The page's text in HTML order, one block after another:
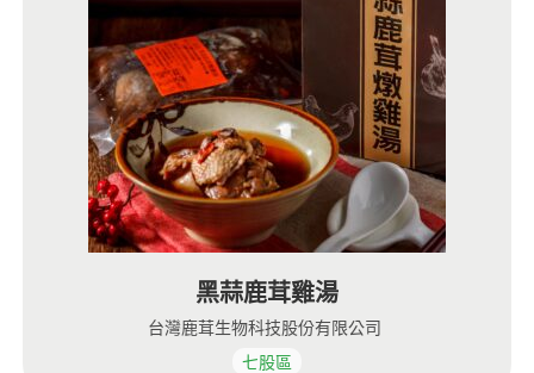
黑蒜鹿茸雞湯
台灣鹿茸生物科技股份有限公司
七股區